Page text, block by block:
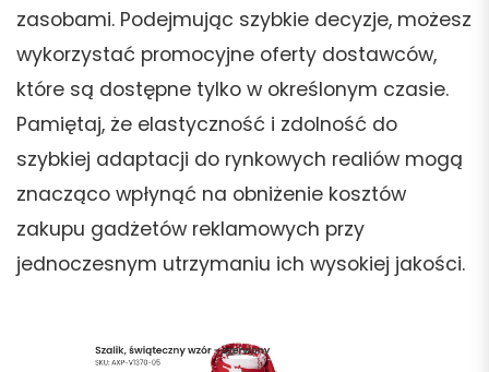
zasobami. Podejmując szybkie decyzje, możesz
wykorzystać promocyjne oferty dostawców,
które są dostępne tylko w określonym czasie.
Pamiętaj, że elastyczność i zdolność do
szybkiej adaptacji do rynkowych realiów mogą
znacząco wpłynąć na obniżenie kosztów
zakupu gadżetów reklamowych przy
jednoczesnym utrzymaniu ich wysokiej jakości.